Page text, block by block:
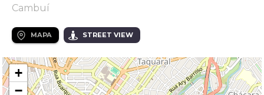
Cambuí
MAPA STREET VIEW
+
−